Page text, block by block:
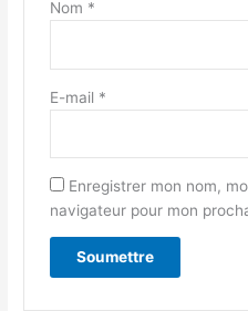
Nom *
E-mail *
Enregistrer mon nom,
navigateur pour mon